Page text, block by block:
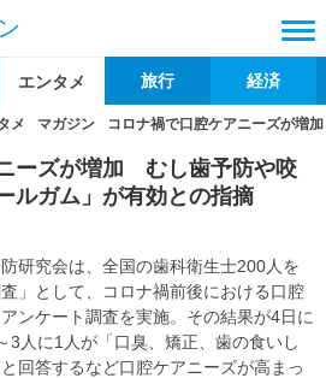
エンタメ 旅行 経済
メ マガジン コロナ禍で口腔ケアニーズが増
ーズが増加 むし歯予防や咬
ルガム」が有効との指摘
研究会は、全国の歯科衛生士200人を
」として、コロナ禍前後における口腔
ンケート調査を実施。その結果が4日に
3人に1人が「口臭、矯正、歯の食いし
回答するなど口腔ケアニーズが高まっ